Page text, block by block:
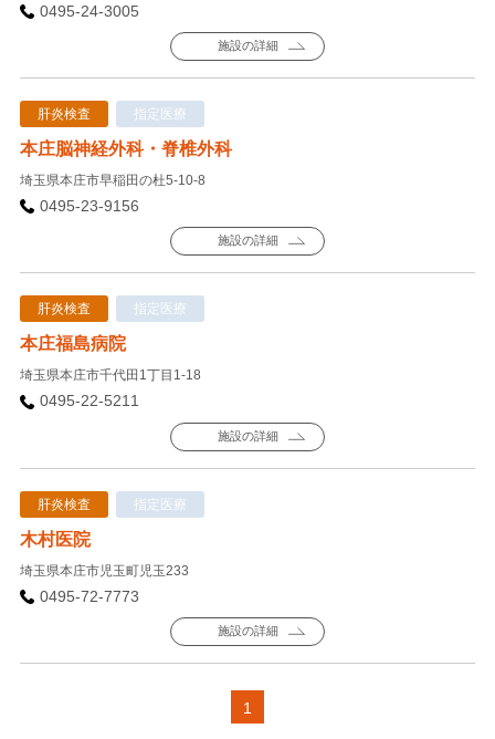
0495-24-3005
施設の詳細
肝炎検査 指定医療
本庄脳神経外科・脊椎外科
埼玉県本庄市早稲田の杜5-10-8
0495-23-9156
施設の詳細
肝炎検査 指定医療
本庄福島病院
埼玉県本庄市千代田1丁目1-18
0495-22-5211
施設の詳細
肝炎検査 指定医療
木村医院
埼玉県本庄市児玉町児玉233
0495-72-7773
施設の詳細
1